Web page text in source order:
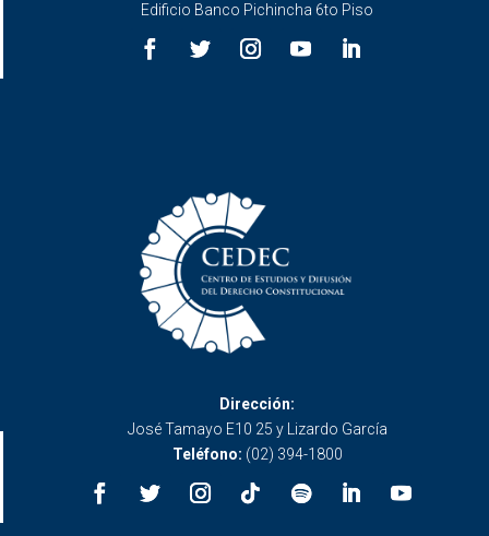
Edificio Banco Pichincha 6to Piso
Dirección:
José Tamayo E10 25 y Lizardo García
Teléfono: (02) 394-1800